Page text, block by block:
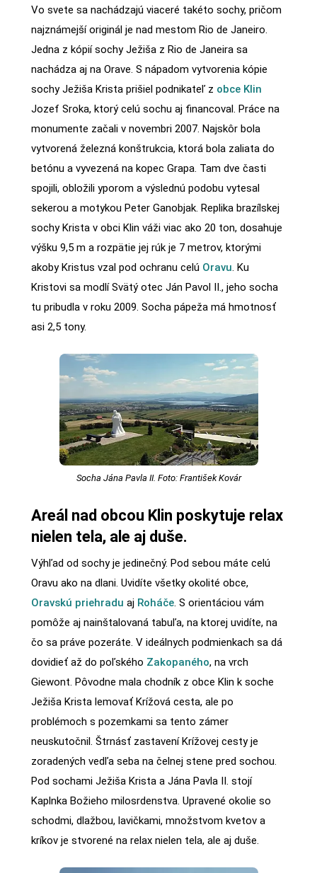
Vo svete sa nachádzajú viaceré takéto sochy, pričom
najznámejší originál je nad mestom Rio de Janeiro.
Jedna z kópií sochy Ježiša z Rio de Janeira sa
nachádza aj na Orave. S nápadom vytvorenia kópie
sochy Ježiša Krista prišiel podnikateľ z obce Klin
Jozef Sroka, ktorý celú sochu aj financoval. Práce na
monumente začali v novembri 2007. Najskôr bola
vytvorená železná konštrukcia, ktorá bola zaliata do
betónu a vyvezená na kopec Grapa. Tam dve časti
spojili, obložili yporom a výslednú podobu vytesal
sekerou a motykou Peter Ganobjak. Replika brazílskej
sochy Krista v obci Klin váži viac ako 20 ton, dosahuje
výšku 9,5 m a rozpätie jej rúk je 7 metrov, ktorými
akoby Kristus vzal pod ochranu celú Oravu. Ku
Kristovi sa modlí Svätý otec Ján Pavol II., jeho socha
tu pribudla v roku 2009. Socha pápeža má hmotnosť
asi 2,5 tony.
Socha Jána Pavla II. Foto: František Kovár
Areál nad obcou Klin poskytuje relax
nielen tela, ale aj duše.
Výhľad od sochy je jedinečný. Pod sebou máte celú
Oravu ako na dlani. Uvidíte všetky okolité obce,
Oravskú priehradu aj Roháče. S orientáciou vám
pomôže aj nainštalovaná tabuľa, na ktorej uvidíte, na
čo sa práve pozeráte. V ideálnych podmienkach sa dá
dovidieť až do poľského Zakopaného, na vrch
Giewont. Pôvodne mala chodník z obce Klin k soche
Ježiša Krista lemovať Krížová cesta, ale po
problémoch s pozemkami sa tento zámer
neuskutočnil. Štrnásť zastavení Krížovej cesty je
zoradených vedľa seba na čelnej stene pred sochou.
Pod sochami Ježiša Krista a Jána Pavla II. stojí
Kaplnka Božieho milosrdenstva. Upravené okolie so
schodmi, dlažbou, lavičkami, množstvom kvetov a
kríkov je stvorené na relax nielen tela, ale aj duše.